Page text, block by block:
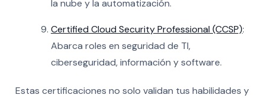
la nube y la automatización.
Certified Cloud Security Professional (CCSP):
Abarca roles en seguridad de TI,
ciberseguridad, información y software.
Estas certificaciones no solo validan tus habilidades y